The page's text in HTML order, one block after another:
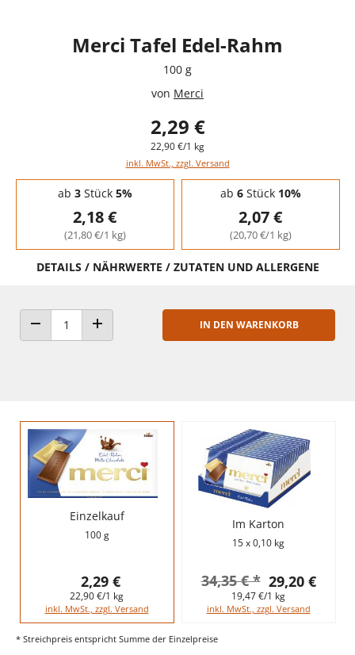
Merci Tafel Edel-Rahm
100 g
von Merci
2,29 €
22,90 €/1 kg
inkl. MwSt., zzgl. Versand
Staffelpreise - Mengenrabatt
ab 3Stück 5%
2,18 €
(21,80 €/1 kg)
ab 6Stück 10%
2,07 €
(20,70 €/1 kg)
DETAILS / NÄHRWERTE / ZUTATEN UND ALLERGENE
ANZAHL VERRINGERNANZAHL ERHÖHEN
IN DEN WARENKORB
Einzelkauf
100 g
2,29 €
22,90 €/1 kg
inkl. MwSt., zzgl. Versand
Im Karton
15 x 0,10 kg
29,20 €
34,35 € *
19,47 €/1 kg
inkl. MwSt., zzgl. Versand
* Streichpreis entspricht Summe der Einzelpreise